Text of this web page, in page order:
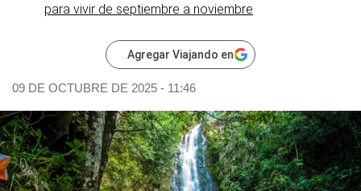
para vivir de septiembre a noviembre
Agregar Viajando en
09 DE OCTUBRE DE 2025 - 11:46